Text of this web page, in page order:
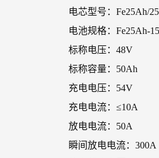
电芯型号：Fe25Ah/
电池规格：Fe25Ah-
标称电压：48V
标称容量：50Ah
充电电压：54V
充电电流：≤10A
放电电流：50A
瞬间放电电流：300A